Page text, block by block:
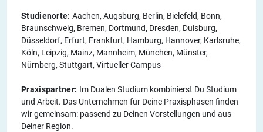
Studienorte: Aachen, Augsburg, Berlin, Bielefeld, Bonn,
Braunschweig, Bremen, Dortmund, Dresden, Duisburg,
Düsseldorf, Erfurt, Frankfurt, Hamburg, Hannover, Karlsruhe,
Köln, Leipzig, Mainz, Mannheim, München, Münster,
Nürnberg, Stuttgart, Virtueller Campus
Praxispartner: Im Dualen Studium kombinierst Du Studium
und Arbeit. Das Unternehmen für Deine Praxisphasen finden
wir gemeinsam: passend zu Deinen Vorstellungen und aus
Deiner Region.